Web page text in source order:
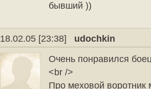
бывший ))
18.02.05 [23:38]
udochkin
Очень понравился
<br />
Про меховой